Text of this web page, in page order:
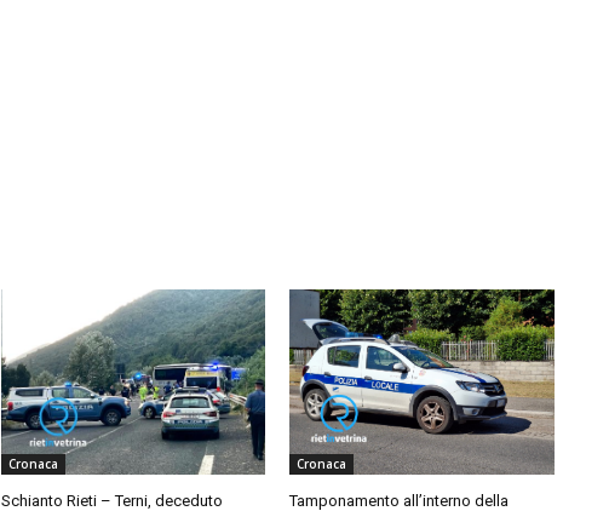
Cronaca
Schianto Rieti – Terni, deceduto
Cronaca
Tamponamento all’interno della